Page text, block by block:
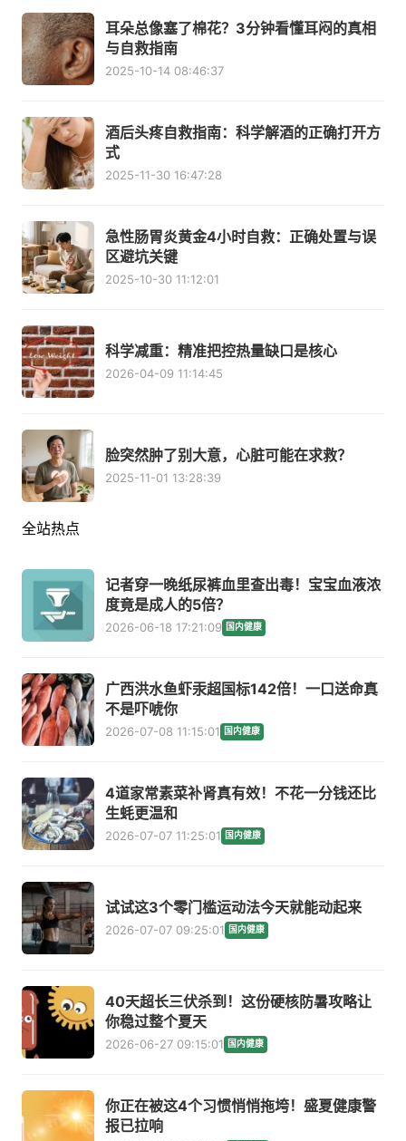
耳朵总像塞了棉花？3分钟看懂耳闷的真相
与自救指南
2025-10-14 08:46:37
酒后头疼自救指南：科学解酒的正确打开方
式
2025-11-30 16:47:28
急性肠胃炎黄金4小时自救：正确处置与误
区避坑关键
2025-10-30 11:12:01
科学减重：精准把控热量缺口是核心
2026-04-09 11:14:45
脸突然肿了别大意，心脏可能在求救？
2025-11-01 13:28:39
全站热点
记者穿一晚纸尿裤血里查出毒！宝宝血液浓
度竟是成人的5倍？
2026-06-18 17:21:09 国内健康
广西洪水鱼虾汞超国标142倍！一口送命真
不是吓唬你
2026-07-08 11:15:01 国内健康
4道家常素菜补肾真有效！不花一分钱还比
生蚝更温和
2026-07-07 11:25:01 国内健康
试试这3个零门槛运动法今天就能动起来
2026-07-07 09:25:01 国内健康
40天超长三伏杀到！这份硬核防暑攻略让
你稳过整个夏天
2026-06-27 09:15:01 国内健康
你正在被这4个习惯悄悄拖垮！盛夏健康警
报已拉响